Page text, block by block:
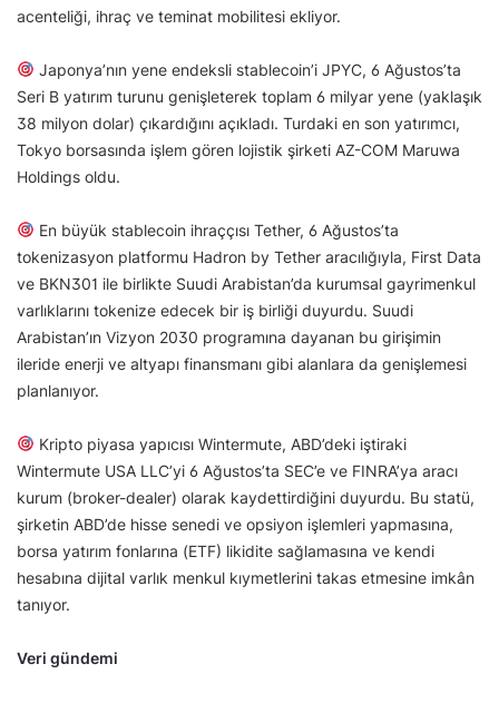
acenteliği, ihraç ve teminat mobilitesi ekliyor.
Japonya’nın yene endeksli stablecoin’i JPYC, 6 Ağustos’ta
Seri B yatırım turunu genişleterek toplam 6 milyar yene (yaklaşık
38 milyon dolar) çıkardığını açıkladı. Turdaki en son yatırımcı,
Tokyo borsasında işlem gören lojistik şirketi AZ-COM Maruwa
Holdings oldu.
En büyük stablecoin ihraççısı Tether, 6 Ağustos’ta
tokenizasyon platformu Hadron by Tether aracılığıyla, First Data
ve BKN301 ile birlikte Suudi Arabistan’da kurumsal gayrimenkul
varlıklarını tokenize edecek bir iş birliği duyurdu. Suudi
Arabistan’ın Vizyon 2030 programına dayanan bu girişimin
ileride enerji ve altyapı finansmanı gibi alanlara da genişlemesi
planlanıyor.
Kripto piyasa yapıcısı Wintermute, ABD’deki iştiraki
Wintermute USA LLC’yi 6 Ağustos’ta SEC’e ve FINRA’ya aracı
kurum (broker-dealer) olarak kaydettirdiğini duyurdu. Bu statü,
şirketin ABD’de hisse senedi ve opsiyon işlemleri yapmasına,
borsa yatırım fonlarına (ETF) likidite sağlamasına ve kendi
hesabına dijital varlık menkul kıymetlerini takas etmesine imkân
tanıyor.
Veri gündemi